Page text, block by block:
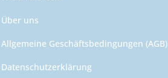
Über uns
Allgemeine Geschäftsbedingungen (AGB)
Datenschutzerklärung